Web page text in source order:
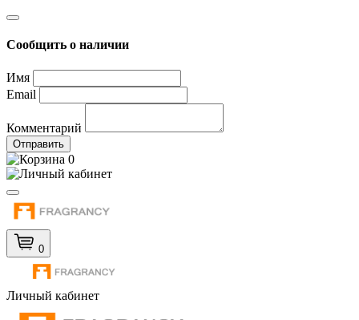
Сообщить о наличии
Имя
Email
Комментарий
Отправить
0
0
Личный кабинет